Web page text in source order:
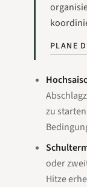
PLANE
zu
oder
Hitze